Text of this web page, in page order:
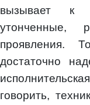
вызывает к
утонченные,
проявления.
достаточно
говорить,